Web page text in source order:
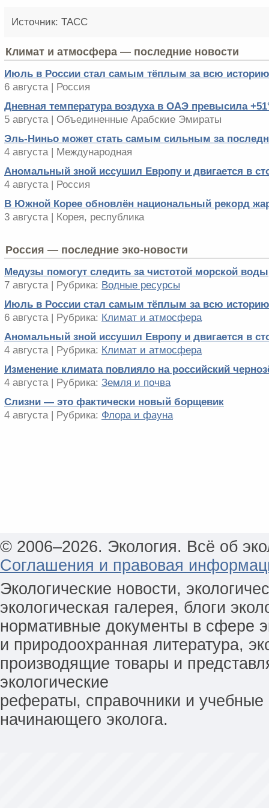
Источник: ТАСС
Климат и атмосфера — последние новости
Июль в России стал самым тёплым за всю историю
6 августа | Россия
Дневная температура воздуха в ОАЭ превысила
5 августа | Объединенные Арабские Эмираты
Эль-Ниньо может стать самым сильным за
4 августа | Международная
Аномальный зной иссушил Европу и двигается в
4 августа | Россия
В Южной Корее обновлён национальный рекорд
3 августа | Корея, республика
Россия — последние эко-новости
Медузы помогут следить за чистотой морской воды
7 августа | Рубрика: Водные ресурсы
Июль в России стал самым тёплым за всю историю
6 августа | Рубрика: Климат и атмосфера
Аномальный зной иссушил Европу и двигается в
4 августа | Рубрика: Климат и атмосфера
Изменение климата повлияло на российский
4 августа | Рубрика: Земля и почва
Слизни — это фактически новый борщевик
4 августа | Рубрика: Флора и фауна
© 2006–2026. Экология. Всё об
Соглашения и правовая
Экологические новости,
экологическая галерея, блоги
нормативные документы в сфере
и природоохранная литература,
производящие товары и
экологические
рефераты, справочники и
начинающего эколога.